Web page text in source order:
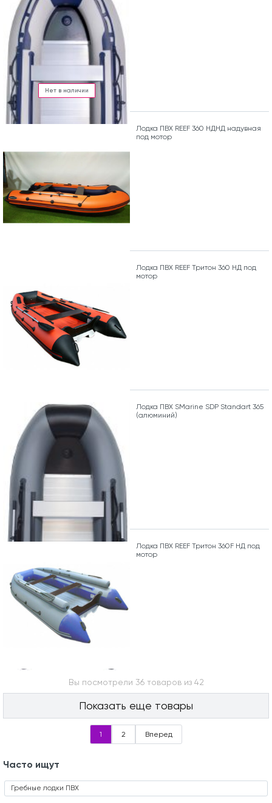
Нет в наличии
Лодка ПВХ REEF 360 НДНД надувная
под мотор
Лодка ПВХ REEF Тритон 360 НД под
мотор
Лодка ПВХ SMarine SDP Standart 365
(алюминий)
Лодка ПВХ REEF Тритон 360F НД под
мотор
Вы посмотрели 36 товаров из 42
Показать еще товары
1 2 Вперед
Часто ищут
Гребные лодки ПВХ